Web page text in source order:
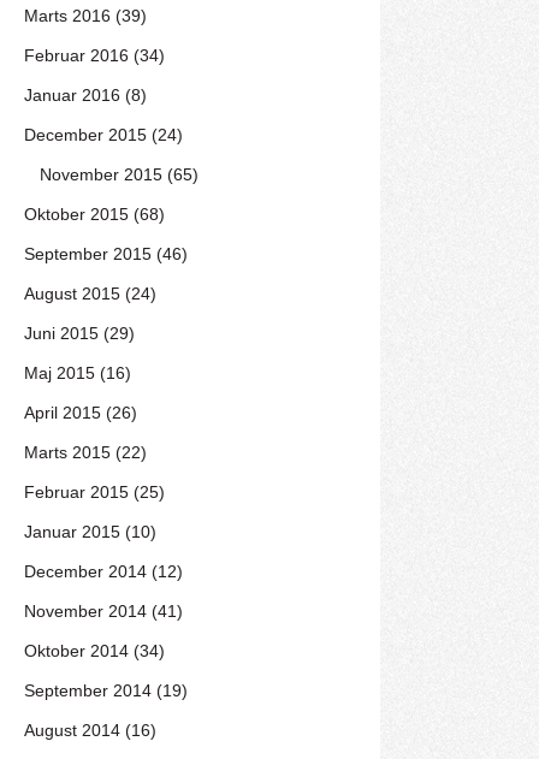
Marts 2016 (39)
Februar 2016 (34)
Januar 2016 (8)
December 2015 (24)
November 2015 (65)
Oktober 2015 (68)
September 2015 (46)
August 2015 (24)
Juni 2015 (29)
Maj 2015 (16)
April 2015 (26)
Marts 2015 (22)
Februar 2015 (25)
Januar 2015 (10)
December 2014 (12)
November 2014 (41)
Oktober 2014 (34)
September 2014 (19)
August 2014 (16)